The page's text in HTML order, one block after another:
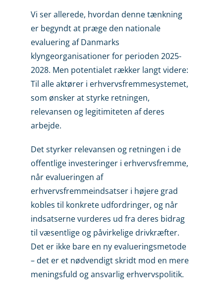
Vi ser allerede, hvordan denne tænkning
er begyndt at præge den nationale
evaluering af Danmarks
klyngeorganisationer for perioden 2025-
2028. Men potentialet rækker langt videre:
Til alle aktører i erhvervsfremmesystemet,
som ønsker at styrke retningen,
relevansen og legitimiteten af deres
arbejde.
Det styrker relevansen og retningen i de
offentlige investeringer i erhvervsfremme,
når evalueringen af
erhvervsfremmeindsatser i højere grad
kobles til konkrete udfordringer, og når
indsatserne vurderes ud fra deres bidrag
til væsentlige og påvirkelige drivkræfter.
Det er ikke bare en ny evalueringsmetode
– det er et nødvendigt skridt mod en mere
meningsfuld og ansvarlig erhvervspolitik.